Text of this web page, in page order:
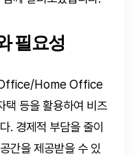
필요성
Office/Home Office
택 등을 활용하여 비즈
. 경제적 부담을 줄이
간을 제공받을 수 있